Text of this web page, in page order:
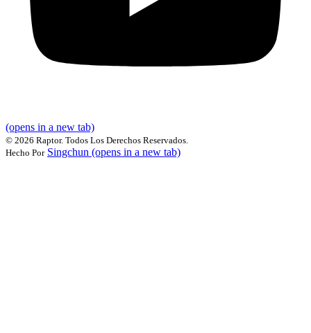
(opens in a new tab)
© 2026 Raptor. Todos Los Derechos Reservados.
Hecho Por Singchun (opens in a new tab)